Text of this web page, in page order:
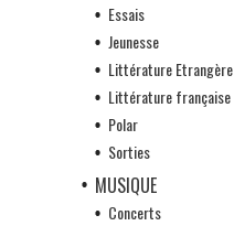
Essais
Jeunesse
Littérature Etrangère
Littérature française
Polar
Sorties
MUSIQUE
Concerts